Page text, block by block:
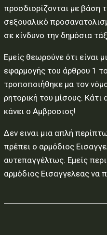
προσδιορίζονται με βάση
σεξουαλικό
σε κίνδυνο την δημόσια
Εμείς θεωρούνε ότι είναι
εφαρμογής του άρθρου 1
τροποποιήθηκε μα τον
ρητορική του μίσους. Κάτι
κάνει ο Αμβροσιος!
Δεν ειναι μια απλή
πρέπει ο αρμόδιος
αυτεπαγγέλτως. Εμείς
αρμόδιος Εισαγγελεας να